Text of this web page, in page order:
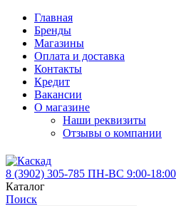
Главная
Бренды
Магазины
Оплата и доставка
Контакты
Кредит
Вакансии
О магазине
Наши реквизиты
Отзывы о компании
8 (3902) 305-785 ПН-ВС 9:00-18:00
Каталог
Поиск